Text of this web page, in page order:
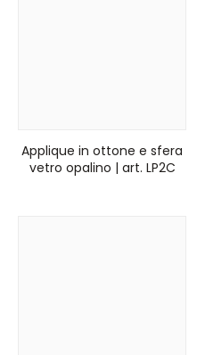
Applique in ottone e sfera
vetro opalino | art. LP2C